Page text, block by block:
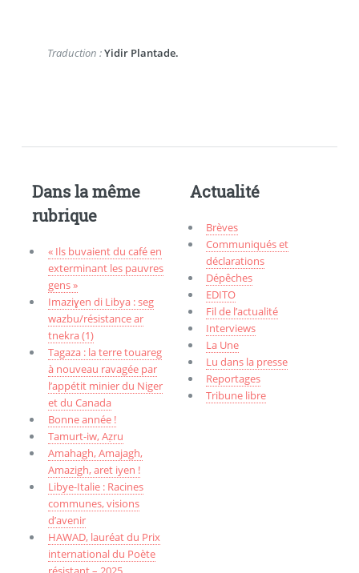
Traduction :Yidir Plantade.
Dans la même
rubrique
« Ils buvaient du café en
exterminant les pauvres
gens »
Imaziɣen di Libya : seg
wazbu/résistance ar
tnekra (1)
Tagaza : la terre touareg
à nouveau ravagée par
l’appétit minier du Niger
et du Canada
Bonne année !
Tamurt-iw, Aẓru
Amahagh, Amajagh,
Amazigh, aret iyen !
Libye-Italie : Racines
communes, visions
d’avenir
HAWAD, lauréat du Prix
international du Poète
Actualité
Brèves
Communiqués et
déclarations
Dépêches
EDITO
Fil de l’actualité
Interviews
La Une
Lu dans la presse
Reportages
Tribune libre